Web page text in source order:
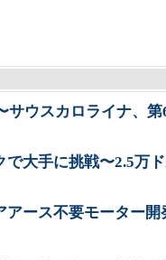
サウスカロライナ、第
大手に挑戦〜2.5万
ース不要モーター開